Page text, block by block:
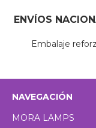
ENVÍOS
Embalaje
NAVEGACIÓN
MORA LAMPS